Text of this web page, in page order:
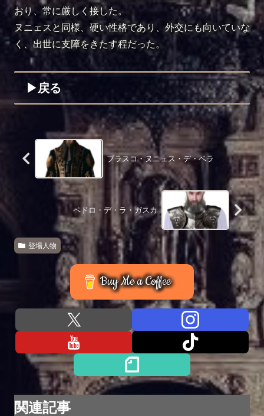
おり、常に厳しく接した。
ヌニェスと同様、硬い性格であり、外交にも向いていな
く、出世に支障をきたす程だった。
▶︎戻る
ブラスコ・ヌニェス・デ・ベラ
ペドロ・デ・ラ・ガスカ
登場人物
Buy Me a Coffee
関連記事